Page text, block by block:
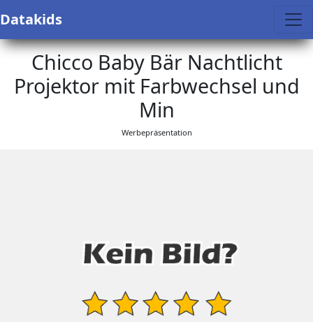
Datakids
Chicco Baby Bär Nachtlicht
Projektor mit Farbwechsel und
Min
Werbepräsentation